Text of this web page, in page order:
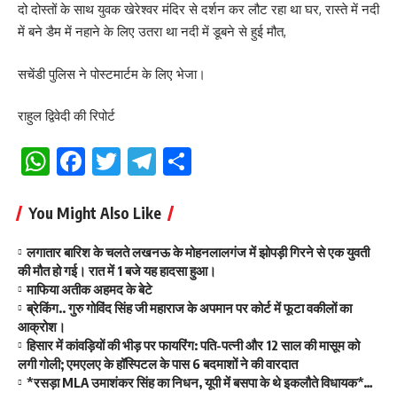
दो दोस्तों के साथ युवक खेरेश्वर मंदिर से दर्शन कर लौट रहा था घर, रास्ते में नदी
में बने डैम में नहाने के लिए उतरा था नदी में डूबने से हुई मौत,
सचेंडी पुलिस ने पोस्टमार्टम के लिए भेजा।
राहुल द्विवेदी की रिपोर्ट
WhatsApp
Facebook
TwitterTelegram
You Might Also Like
लगातार बारिश के चलते लखनऊ के मोहनलालगंज में झोपड़ी गिरने से एक युवती
की मौत हो गई। रात में 1 बजे यह हादसा हुआ।
माफिया अतीक अहमद के बेटे
ब्रेकिंग.. गुरु गोविंद सिंह जी महाराज के अपमान पर कोर्ट में फूटा वकीलों का
आक्रोश।
हिसार में कांवड़ियों की भीड़ पर फायरिंग: पति-पत्नी और 12 साल की मासूम को
लगी गोली; एमएलए के हॉस्पिटल के पास 6 बदमाशों ने की वारदात
*रसड़ा MLA उमाशंकर सिंह का निधन, यूपी में बसपा के थे इकलौते विधायक*…